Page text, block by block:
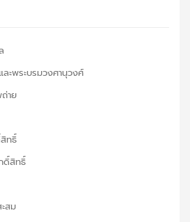
ะพระบรมวงศานุวงศ์
าย
ทธิ์
ดิ์สิทธิ์
สม